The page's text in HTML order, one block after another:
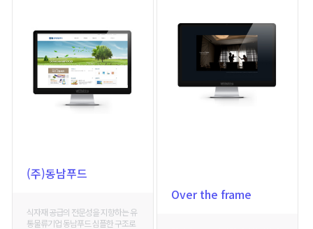
Over the frame
(주)동남푸드
식자재 공급의 전문성을 지향하는 유
통물류기업 동남푸드 심플한 구조로